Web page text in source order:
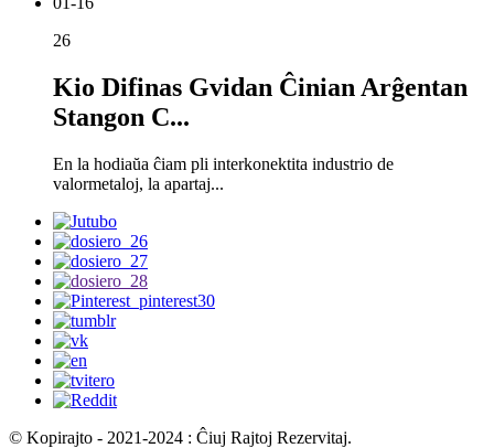
26
Kio Difinas Gvidan Ĉinian Arĝentan
Stangon C...
En la hodiaŭa ĉiam pli interkonektita industrio de
valormetaloj, la apartaj...
© Kopirajto - 2021-2024 : Ĉiuj Rajtoj Rezervitaj.